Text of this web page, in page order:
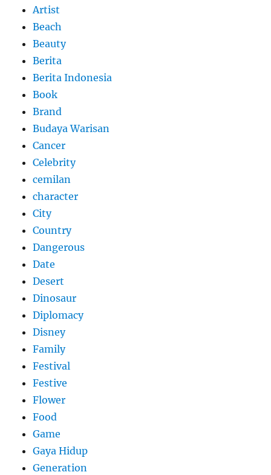
Artist
Beach
Beauty
Berita
Berita Indonesia
Book
Brand
Budaya Warisan
Cancer
Celebrity
cemilan
character
City
Country
Dangerous
Date
Desert
Dinosaur
Diplomacy
Disney
Family
Festival
Festive
Flower
Food
Game
Gaya Hidup
Generation